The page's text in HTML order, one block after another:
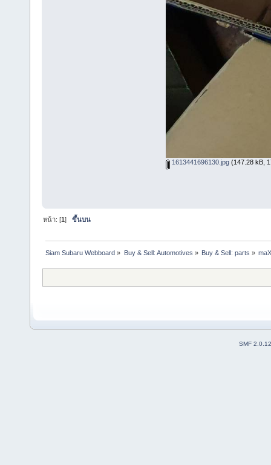
1613441696130.jpg(147.28 kB,
หน้า: [1]ขึ้นบน
Siam Subaru Webboard » Buy & Sell: Automotives » Buy & Sell: parts »
SMF 2.0.12